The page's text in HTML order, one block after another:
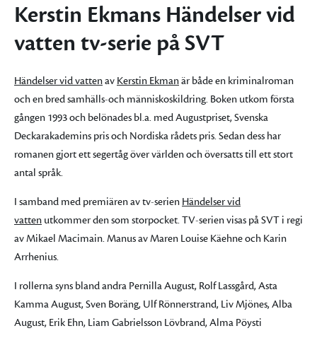
Kerstin Ekmans Händelser vid
vatten tv-serie på SVT
Händelser vid vattenav Kerstin Ekmanär både en kriminalroman
och en bred samhälls-och människoskildring. Boken utkom första
gången 1993 och belönades bl.a. med Augustpriset, Svenska
Deckarakademins pris och Nordiska rådets pris. Sedan dess har
romanen gjort ett segertåg över världen och översatts till ett stort
antal språk.
I samband med premiären av tv-serien Händelser vid
vatten utkommer den som storpocket. TV-serien visas på SVT i regi
av Mikael Macimain. Manus av Maren Louise Käehne och Karin
Arrhenius.
I rollerna syns bland andra Pernilla August, Rolf Lassgård, Asta
Kamma August, Sven Boräng, Ulf Rönnerstrand, Liv Mjönes, Alba
August, Erik Ehn, Liam Gabrielsson Lövbrand, Alma Pöysti